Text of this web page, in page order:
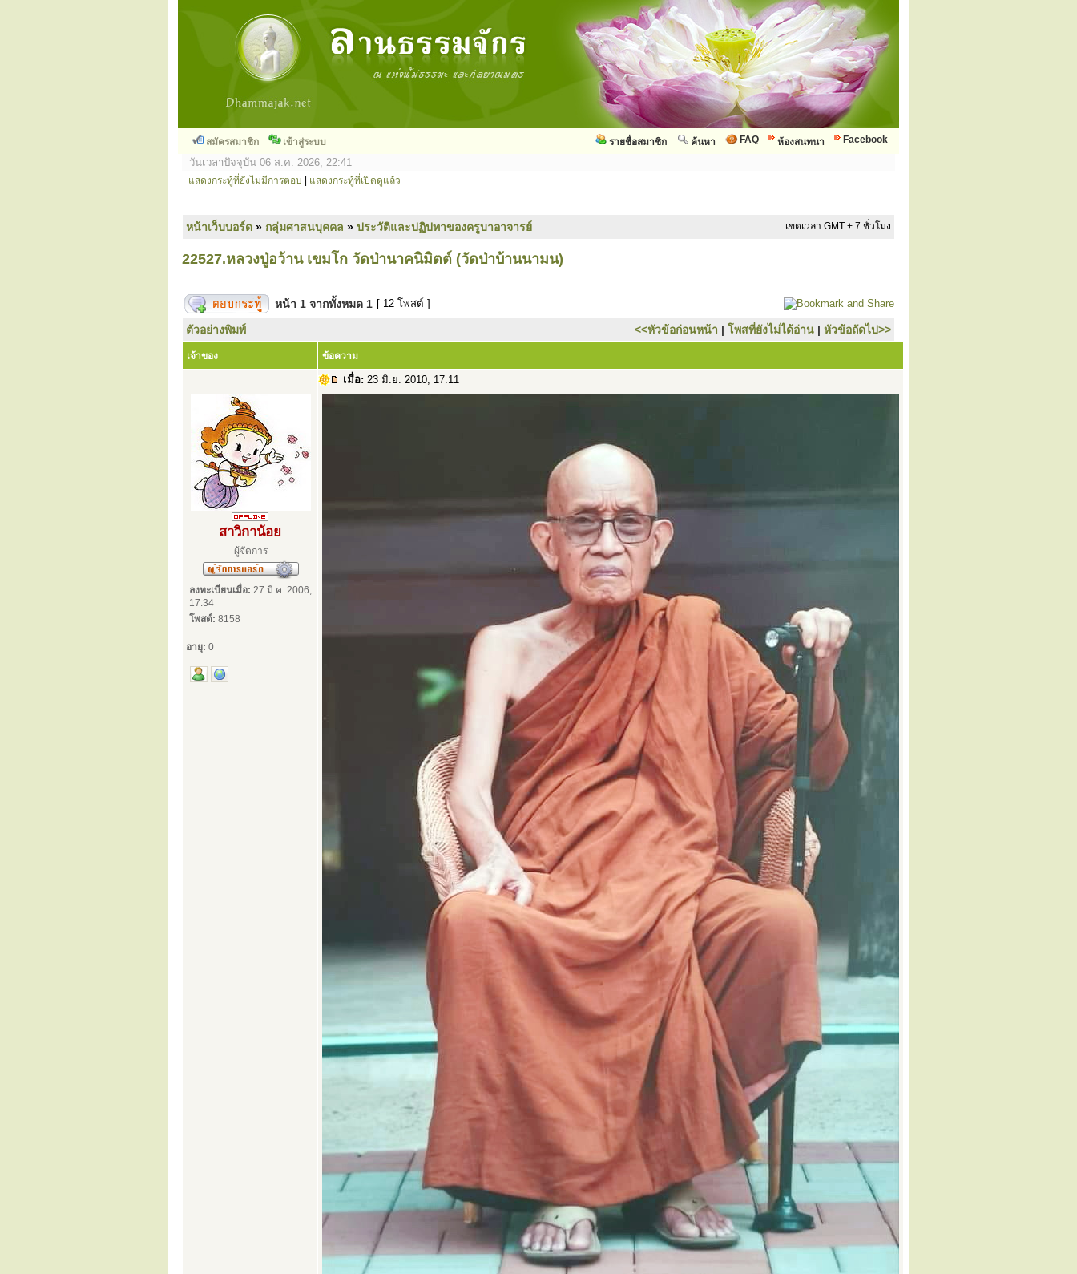
สมัครสมาชิก เข้าสู่ระบบ Facebook
ห้องสนทนา
FAQ
ค้นหา
รายชื่อสมาชิก
วันเวลาปัจจุบัน 06 ส.ค. 2026, 22:41
แสดงกระทู้ที่ยังไม่มีการตอบ แสดงกระทู้ที่เปิดดูแล้ว
หน้าเว็บบอร์ด » กลุ่มศาสนบุคคล » ประวัติและปฏิปทาของครูบาอาจารย์ เขตเวลา GMT + 7 ชั่วโมง
22527.หลวงปู่อว้าน เขมโก วัดป่านาคนิมิตต์ (วัดป่าบ้านนามน)
หน้า 1 จากทั้งหมด 1 [ 12 โพสต์ ]
ตัวอย่างพิมพ์ <<หัวข้อก่อนหน้า | โพสที่ยังไม่ได้อ่าน | หัวข้อถัดไป>>
เจ้าของ ข้อความ
เมื่อ: 23 มิ.ย. 2010, 17:11
สาวิกาน้อย
ผู้จัดการ
ลงทะเบียนเมื่อ: 27 มี.ค. 2006,
17:34
โพสต์: 8158
อายุ: 0